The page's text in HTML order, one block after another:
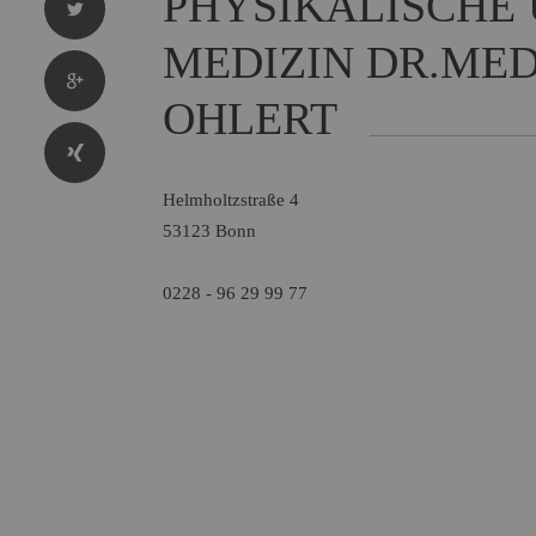
MEDIZIN
OHLERT
Helmholtzstraße 4
53123 Bonn
0228 - 96 29 99 77